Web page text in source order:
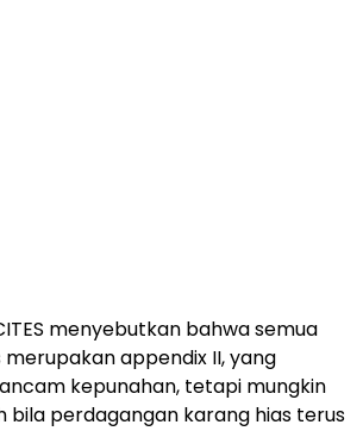
menyebutkan bahwa semua
merupakan appendix II, yang
kepunahan, tetapi mungkin
bila perdagangan karang hias terus